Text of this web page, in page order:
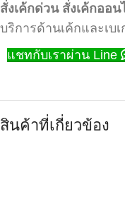
สั่งเค้กด่วน สั่งเค้กออน
บริการด้านเค้กและเบ
แชทกับเราผ่าน Line
สินค้าที่เกี่ยวข้อง